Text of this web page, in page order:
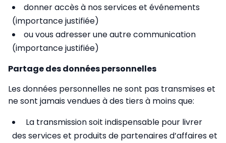
donner accès à nos services et événements
(importance justifiée)
ou vous adresser une autre communication
(importance justifiée)
Partage des données personnelles
Les données personnelles ne sont pas transmises et
ne sont jamais vendues à des tiers à moins que:
La transmission soit indispensable pour livrer
des services et produits de partenaires d’affaires et